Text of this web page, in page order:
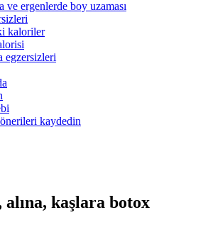
ve ergenlerde boy uzaması
kaloriler
egzersizleri
kaydedin
alına, kaşlara botox